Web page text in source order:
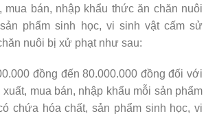
mua bán, nhập khẩu thức ăn chăn nuôi
phẩm sinh học, vi sinh vật cấm sử
nuôi bị xử phạt như sau:
đồng đến 80.000.000 đồng đối với
mua bán, nhập khẩu mỗi sản phẩm
chứa hóa chất, sản phẩm sinh học, vi